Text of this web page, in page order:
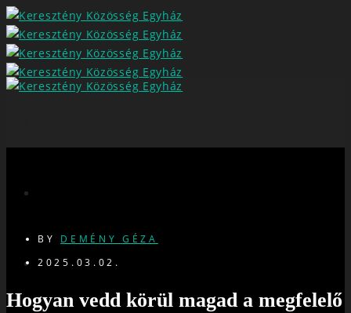
BY DEMÉNY GÉZA
2025.03.02.
Hogyan vedd körül magad a megfelelő